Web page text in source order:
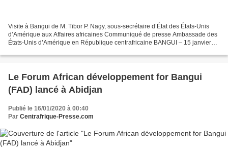
Visite à Bangui de M. Tibor P. Nagy, sous-secrétaire d’État des États-Unis
d’Amérique aux Affaires africaines Communiqué de presse Ambassade des
États-Unis d’Amérique en République centrafricaine BANGUI – 15 janvier
Le Forum African développement for Bangui
(FAD) lancé à Abidjan
Publié le 16/01/2020 à 00:40
Par Centrafrique-Presse.com